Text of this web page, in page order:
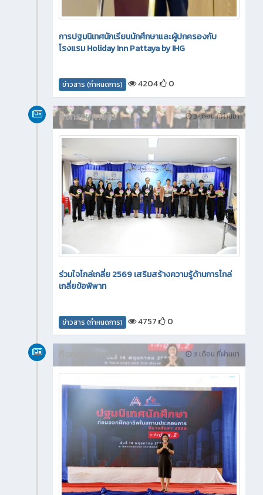
การปฐมนิเทศนักเรียนนักศึกษาและผู้ปกครองกับ
โรงแรม Holiday Inn Pattaya by IHG
ข่าวสาร (กำหนดการ) 4204 0
3 เดือน ที่ผ่านมา
กิจกรรมภายใน
ร่วมใจไกล่เกลี่ย 2569 เสริมสร้างความรู้ด้านการไกล่
เกลี่ยข้อพิพาท
ข่าวสาร (กำหนดการ) 4757 0
3 เดือน ที่ผ่านมา
กิจกรรมภายใน